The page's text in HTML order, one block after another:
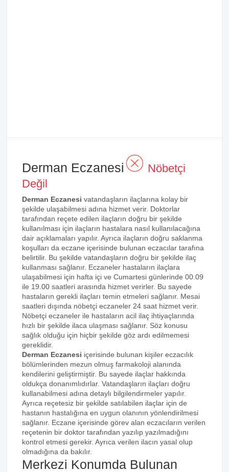
Derman Eczanesi
Nöbetçi
Değil
Derman Eczanesi vatandaşların ilaçlarına kolay bir
şekilde ulaşabilmesi adına hizmet verir. Doktorlar
tarafından reçete edilen ilaçların doğru bir şekilde
kullanılması için ilaçların hastalara nasıl kullanılacağına
dair açıklamaları yapılır. Ayrıca ilaçların doğru saklanma
koşulları da eczane içerisinde bulunan eczacılar tarafına
belirtilir. Bu şekilde vatandaşların doğru bir şekilde ilaç
kullanması sağlanır. Eczaneler hastaların ilaçlara
ulaşabilmesi için hafta içi ve Cumartesi günlerinde 00.09
ile 19.00 saatleri arasında hizmet verirler. Bu sayede
hastaların gerekli ilaçları temin etmeleri sağlanır. Mesai
saatleri dışında nöbetçi eczaneler 24 saat hizmet verir.
Nöbetçi eczaneler ile hastaların acil ilaç ihtiyaçlarında
hızlı bir şekilde ilaca ulaşması sağlanır. Söz konusu
sağlık olduğu için hiçbir şekilde göz ardı edilmemesi
gereklidir.
Derman Eczanesi içerisinde bulunan kişiler eczacılık
bölümlerinden mezun olmuş farmakoloji alanında
kendilerini geliştirmiştir. Bu sayede ilaçlar hakkında
oldukça donanımlıdırlar. Vatandaşların ilaçları doğru
kullanabilmesi adına detaylı bilgilendirmeler yapılır.
Ayrıca reçetesiz bir şekilde satılabilen ilaçlar için de
hastanın hastalığına en uygun olanının yönlendirilmesi
sağlanır. Eczane içerisinde görev alan eczacıların verilen
reçetenin bir doktor tarafından yazılıp yazılmadığını
kontrol etmesi gerekir. Ayrıca verilen ilacın yasal olup
olmadığına da bakılır.
Merkezi Konumda Bulunan